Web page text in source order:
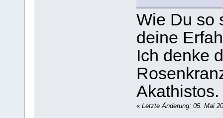
Wie Du so
deine
Ich denke
Akathistos.
« Letzte Änderung: 05. Mai